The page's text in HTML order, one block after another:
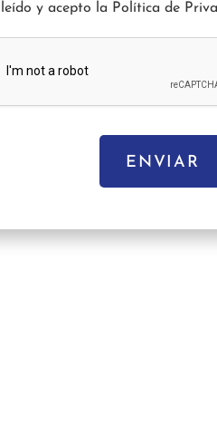
y acepto la Política de
ENVIAR